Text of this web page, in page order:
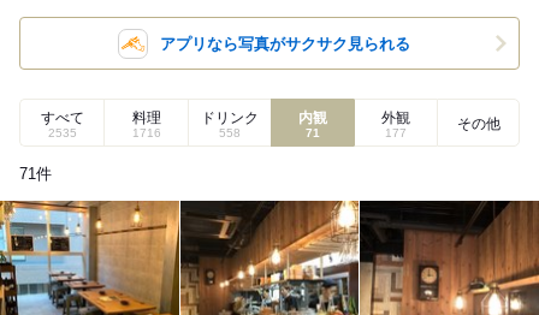
アプリなら写真がサクサク見られる
すべて
2535
料理
1716
ドリンク
558
内観
71
外観
177
その他
71件